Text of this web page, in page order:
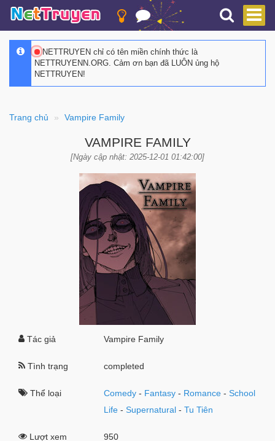
NETTRUYEN chỉ có tên miền chính thức là
NETTRUYENN.ORG. Cảm ơn bạn đã LUÔN ủng hộ
NETTRUYEN!
Trang chủ Vampire Family
VAMPIRE FAMILY
[Ngày cập nhật: 2025-12-01 01:42:00]
Tác giả Vampire Family
Tình trạng completed
Thể loại Comedy - Fantasy - Romance -School
Life -Supernatural -Tu Tiên
Lượt xem 950